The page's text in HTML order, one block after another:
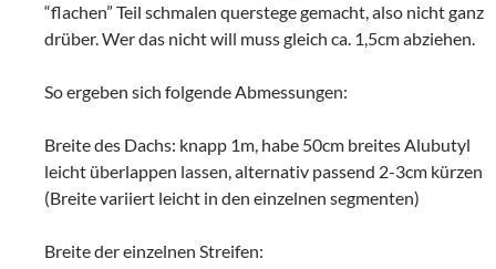
“flachen” Teil schmalen querstege gemacht, also nicht ganz
drüber. Wer das nicht will muss gleich ca. 1,5cm abziehen.
So ergeben sich folgende Abmessungen:
Breite des Dachs: knapp 1m, habe 50cm breites Alubutyl
leicht überlappen lassen, alternativ passend 2-3cm kürzen
(Breite variiert leicht in den einzelnen segmenten)
Breite der einzelnen Streifen: